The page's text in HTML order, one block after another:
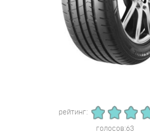
рейтинг:
голосов:63